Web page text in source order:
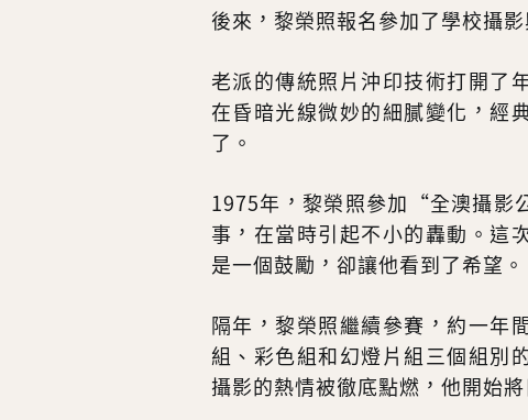
後來，黎榮照報名參加了學校攝
老派的傳統照片沖印技術打開了
在昏暗光線微妙的細膩變化，經
了。
1975年，黎榮照參加“全澳攝影
事，在當時引起不小的轟動。
是一個鼓勵，卻讓他看到了希望。
隔年，黎榮照繼續參賽，約一
組、彩色組和幻燈片組三個組別
攝影的熱情被徹底點燃，他開始將